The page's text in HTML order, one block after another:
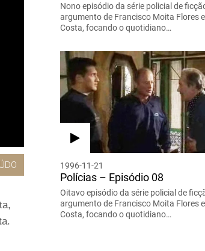
Nono episódio da série policial de
argumento de Francisco Moita Flores
Costa, focando o quotidiano…
1996-11-21
Polícias – Episódio 08
Oitavo episódio da série policial de
argumento de Francisco Moita Flores
Costa, focando o quotidiano…